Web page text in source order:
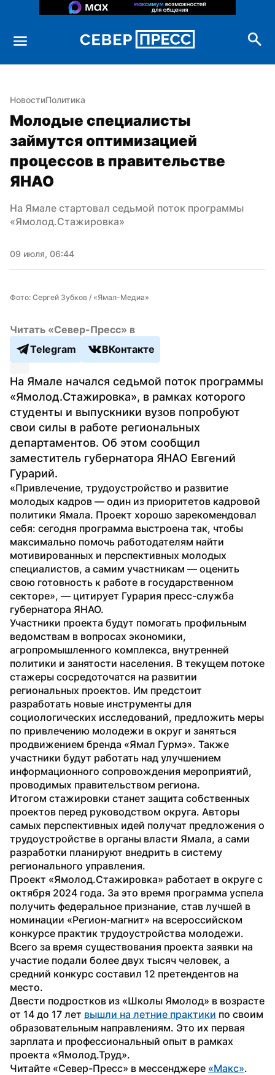
НовостиПолитика
Молодые специалисты
займутся оптимизацией
процессов в правительстве
ЯНАО
На Ямале стартовал седьмой поток программы
«Ямолод.Стажировка»
09 июля, 06:44
Фото: Сергей Зубков / «Ямал-Медиа»
Читать «Север-Пресс» в
Telegram
ВКонтакте
На Ямале начался седьмой поток программы
«Ямолод.Стажировка», в рамках которого
студенты и выпускники вузов попробуют
свои силы в работе региональных
департаментов. Об этом сообщил
заместитель губернатора ЯНАО Евгений
Гурарий.
«Привлечение, трудоустройство и развитие
молодых кадров — один из приоритетов кадровой
политики Ямала. Проект хорошо зарекомендовал
себя: сегодня программа выстроена так, чтобы
максимально помочь работодателям найти
мотивированных и перспективных молодых
специалистов, а самим участникам — оценить
свою готовность к работе в государственном
секторе», — цитирует Гурария пресс-служба
губернатора ЯНАО.
Участники проекта будут помогать профильным
ведомствам в вопросах экономики,
агропромышленного комплекса, внутренней
политики и занятости населения. В текущем потоке
стажеры сосредоточатся на развитии
региональных проектов. Им предстоит
разработать новые инструменты для
социологических исследований, предложить меры
по привлечению молодежи в округ и заняться
продвижением бренда «Ямал Гурмэ». Также
участники будут работать над улучшением
информационного сопровождения мероприятий,
проводимых правительством региона.
Итогом стажировки станет защита собственных
проектов перед руководством округа. Авторы
самых перспективных идей получат предложения о
трудоустройстве в органы власти Ямала, а сами
разработки планируют внедрить в систему
регионального управления.
Проект «Ямолод.Стажировка» работает в округе с
октября 2024 года. За это время программа успела
получить федеральное признание, став лучшей в
номинации «Регион-магнит» на всероссийском
конкурсе практик трудоустройства молодежи.
Всего за время существования проекта заявки на
участие подали более двух тысяч человек, а
средний конкурс составил 12 претендентов на
место.
Двести подростков из «Школы Ямолод» в возрасте
от 14 до 17 лет вышли на летние практики по своим
образовательным направлениям. Это их первая
зарплата и профессиональный опыт в рамках
проекта «Ямолод.Труд».
Читайте «Север-Пресс» в мессенджере «Макс».